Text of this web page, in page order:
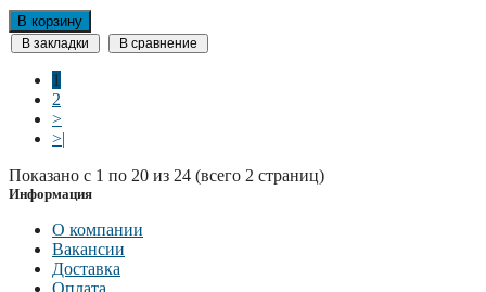
В корзину
В закладки В сравнение
1
2
>
>|
Показано с 1 по 20 из 24 (всего 2 страниц)
Информация
О компании
Вакансии
Доставка
Оплата